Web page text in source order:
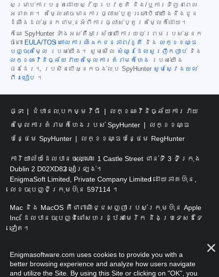
សម្រាប់ការបន្តដោយស្វ័យប្រវត្តិ និង/ឬការទិញនាពេល
អនាគត។ តម្លៃអាចមានការផ្លាស់ប្តូរ ទោះបីជាយើងនឹងជូន
ដំណឹងដល់អ្នកជាមុនអំពីការផ្លាស់ប្តូរតម្លៃក៏ដោយ។
កំណែ SpyHunter ទាំងអស់គឺអាស្រ័យលើការយល់ព្រមរបស់អ្នក
ចំពោះ EULA/TOS គោលការណ៍ឯកជនភាព/ខូគី និង
លក្ខខណ្ឌ
បញ្ចុះតម្លៃ
របស់យើង។ សូមមើល សំណួរដែលសួរញឹកញាប់ និង
លក្ខណៈវិនិច្ឆ័យវាយតម្លៃការគំរាមកំហែង
របស់យើង
ផងដែរ។ ប្រសិនបើអ្នកចង់លុប SpyHunter សូមស្វែងយល់
ពីរបៀប ។
ផ្ទះ ជំហានលុបកម្មវិធី
លក្ខណៈវិនិច្ឆ័យការវាយ
តម្លៃការគំរាមកំហែងរបស់ SpyHunter
លក្ខខណ្ឌ
បន្ថែម SpyHunter
លក្ខខណ្ឌបន្ថែម RegHunter
ការិយាល័យដែលបានចុះឈ្មោះ៖ 1 Castle Street ជាន់ទី 3 ទីក្រុង
Dublin 2 D02XD82 អៀរឡង់។
EnigmaSoft Limited, Private Company Limited ដោយភាគហ៊ុន,
លេខចុះបញ្ជីក្រុមហ៊ុន 597114 ។
Mac និង MacOS គឺជាពាណិជ្ជសញ្ញារបស់ក្រុមហ៊ុន Apple
Inc. ដែលបានចុះបញ្ជីនៅសហរដ្ឋអាមេរិក និងប្រទេសដទៃ
ទៀត។
គ្រប់យ៉ាង។
Enigmasoftware.com uses cookies to provide you with a
better browsing experience and analyze how users navigate
and utilize the Site. By using this Site or clicking on "OK", you